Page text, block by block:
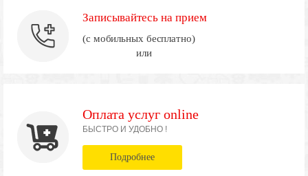
Записывайтесь на прием
(с мобильных бесплатно)
или
Оплата услуг online
БЫСТРО И УДОБНО !
Подробнее